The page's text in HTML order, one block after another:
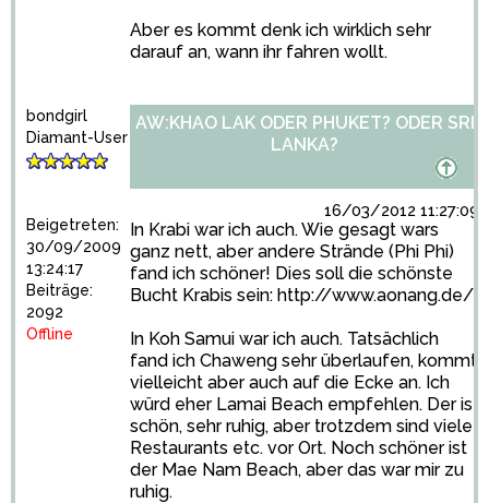
Aber es kommt denk ich wirklich sehr
darauf an, wann ihr fahren wollt.
bondgirl
Diamant-User
Beigetreten:
30/09/2009
13:24:17
Beiträge:
2092
Offline
AW:KHAO LAK ODER PHUKET? ODER SRI
LANKA?
16/03/2012 11:27:09
In Krabi war ich auch. Wie gesagt wars
ganz nett, aber andere Strände (Phi Phi)
fand ich schöner! Dies soll die schönste
Bucht Krabis sein: http://www.aonang.de/
In Koh Samui war ich auch. Tatsächlich
fand ich Chaweng sehr überlaufen, kommt
vielleicht aber auch auf die Ecke an. Ich
würd eher Lamai Beach empfehlen. Der ist
schön, sehr ruhig, aber trotzdem sind viele
Restaurants etc. vor Ort. Noch schöner ist
der Mae Nam Beach, aber das war mir zu
ruhig.